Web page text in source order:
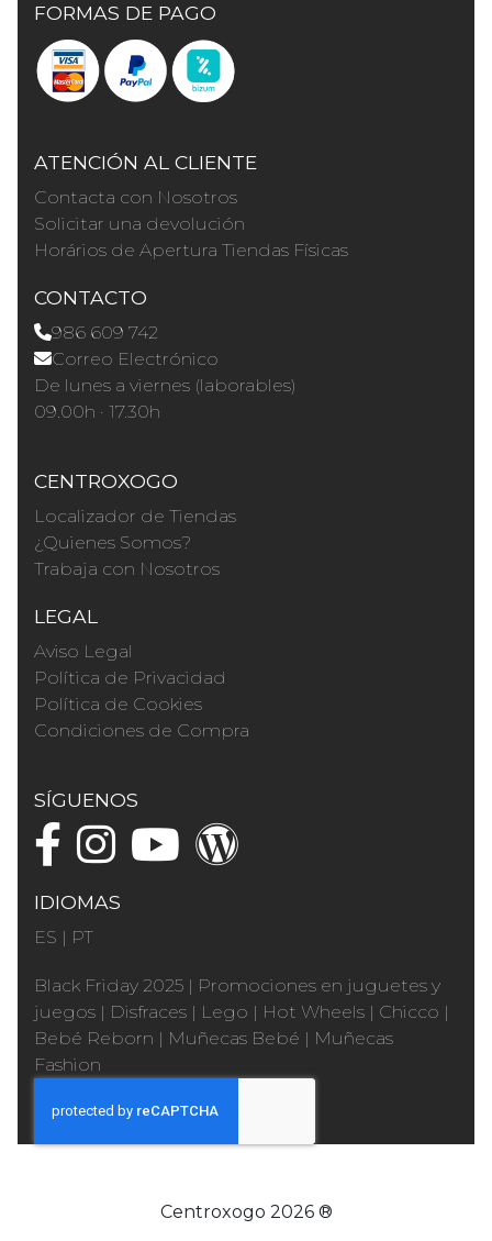
FORMAS DE PAGO
ATENCIÓN AL CLIENTE
Contacta con Nosotros
Solicitar una devolución
Horários de Apertura Tiendas Físicas
CONTACTO
986 609 742
Correo Electrónico
De lunes a viernes (laborables)
09.00h · 17.30h
CENTROXOGO
Localizador de Tiendas
¿Quienes Somos?
Trabaja con Nosotros
LEGAL
Aviso Legal
Política de Privacidad
Política de Cookies
Condiciones de Compra
SÍGUENOS
IDIOMAS
ES | PT
Black Friday 2025 | Promociones en juguetes y
juegos | Disfraces | Lego | Hot Wheels | Chicco |
Bebé Reborn | Muñecas Bebé | Muñecas
Fashion
Centroxogo 2026 ®